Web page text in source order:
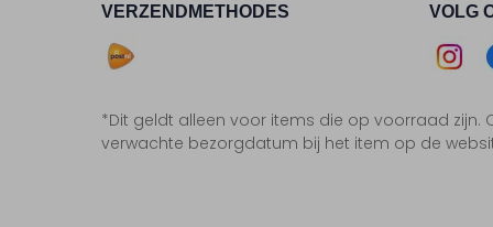
VERZENDMETHODES VOLG
*Dit geldt alleen voor items die op voorraad zijn.
verwachte bezorgdatum bij het item op de